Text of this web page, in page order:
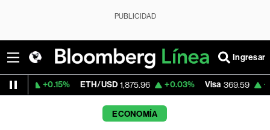
PUBLICIDAD
Ingresar
ETH/USD 1,875.96 +0.03% Visa 369.59 +1.07%
ECONOMÍA